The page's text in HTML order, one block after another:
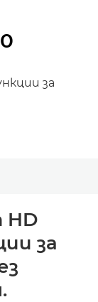
за
HD
за